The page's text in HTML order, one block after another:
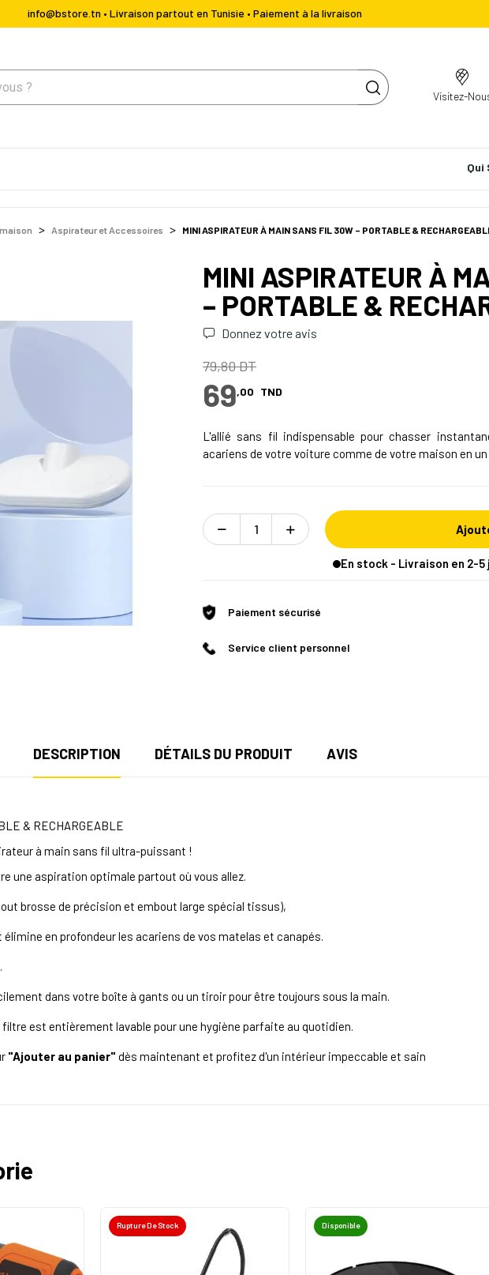
info@bstore.tn • Livraison partout en Tunisie • Paiement à la livraison
Visitez-
Qui
Aspirateur et Accessoires MINI ASPIRATEUR À MAIN SANS FIL 30W – PORTABLE &
MINI ASPIRATEUR À
– PORTABLE &
Donnez votre avis
79,80 DT
69,00 TND
L'allié sans fil indispensable pour chasser
acariens de votre voiture comme de votre maison en
En stock - Livraison en 2-
Paiement sécurisé
Service client personnel
DESCRIPTION DÉTAILS DU PRODUIT AVIS
& RECHARGEABLE
à main sans fil ultra-puissant !
une aspiration optimale partout où vous allez.
brosse de précision et embout large spécial tissus),
en profondeur les acariens de vos matelas et canapés.
dans votre boîte à gants ou un tiroir pour être toujours sous la main.
est entièrement lavable pour une hygiène parfaite au quotidien.
"Ajouter au panier" dès maintenant et profitez d'un intérieur impeccable et sain
Rupture De Stock Disponible